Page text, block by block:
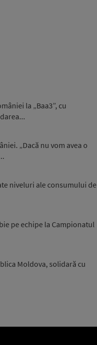
la „Baa3”, cu
„Dacă nu vom avea o
niveluri ale consumului de
pe echipe la Campionatul
Moldova, solidară cu